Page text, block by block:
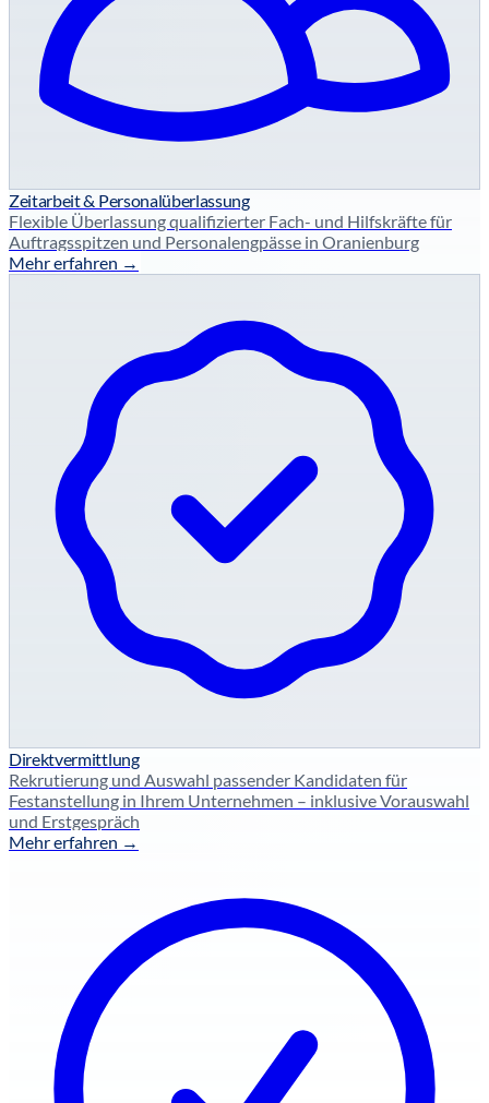
Zeitarbeit & Personalüberlassung
Flexible Überlassung qualifizierter Fach- und Hilfskräfte für
Auftragsspitzen und Personalengpässe in Oranienburg
Mehr erfahren →
Direktvermittlung
Rekrutierung und Auswahl passender Kandidaten für
Festanstellung in Ihrem Unternehmen – inklusive Vorauswahl
und Erstgespräch
Mehr erfahren →